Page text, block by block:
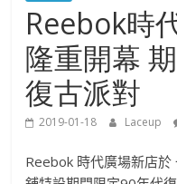
Reebok時
隆重開幕
復古派對
2019-01-18 Laceup
Reebok 時代廣場新店